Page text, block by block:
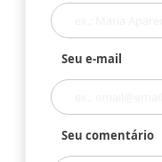
Seu e-mail
Seu comentário